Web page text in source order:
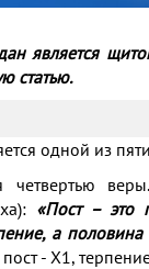
является
статью.
одной из
четвертью
«Пост – это
а половина
- X1,